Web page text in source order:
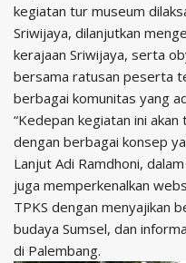
kegiatan tur museum
Sriwijaya, dilanjutkan
kerajaan Sriwijaya, serta
bersama ratusan peserta
berbagai komunitas yang
“Kedepan kegiatan ini
dengan berbagai konsep
Lanjut Adi Ramdhoni,
juga memperkenalkan
TPKS dengan menyajikan
budaya Sumsel, dan
di Palembang.